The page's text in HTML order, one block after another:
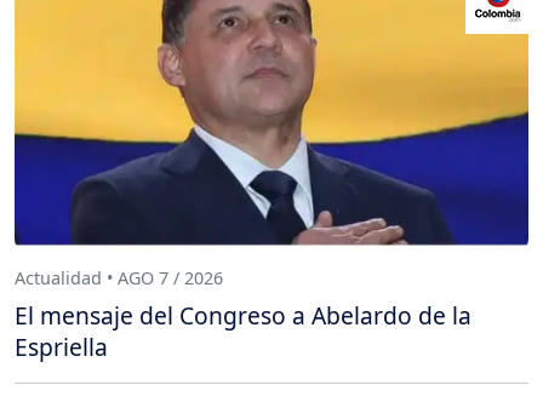
Actualidad • AGO 7 / 2026
El mensaje del Congreso a Abelardo de la
Espriella